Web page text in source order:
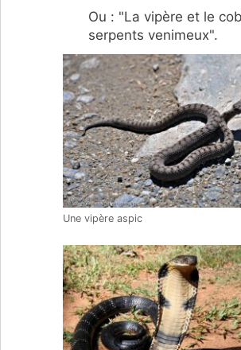
Ou : "La vipère et le
serpents venimeux".
Une vipère aspic